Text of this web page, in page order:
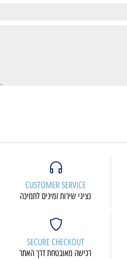
CUSTOMER SERVICE
נציגי שירות זמינים לתמיכה
SECURE CHECKOUT
רכישה מאובטחת דרך האתר